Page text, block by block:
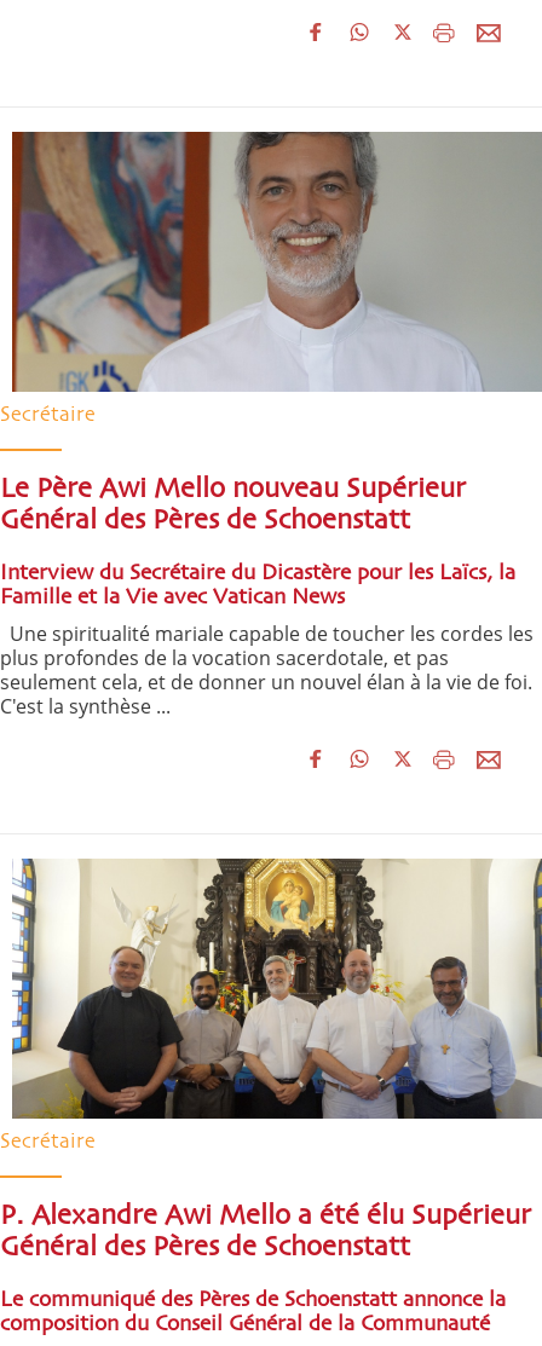
Secrétaire
Le Père Awi Mello nouveau Supérieur
Général des Pères de Schoenstatt
Interview du Secrétaire du Dicastère pour les Laïcs, la
Famille et la Vie avec Vatican News
Une spiritualité mariale capable de toucher les cordes les
plus profondes de la vocation sacerdotale, et pas
seulement cela, et de donner un nouvel élan à la vie de foi.
C'est la synthèse ...
Secrétaire
P. Alexandre Awi Mello a été élu Supérieur
Général des Pères de Schoenstatt
Le communiqué des Pères de Schoenstatt annonce la
composition du Conseil Général de la Communauté